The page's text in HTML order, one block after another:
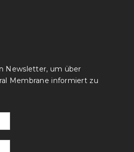
Newsletter, um über
Membrane informiert zu